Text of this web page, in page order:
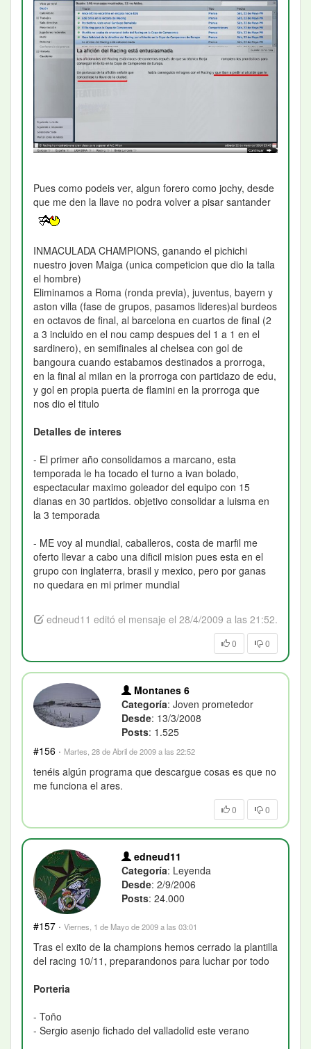
Pues como podeis ver, algun forero como jochy, desde
que me den la llave no podra volver a pisar santander
INMACULADA CHAMPIONS, ganando el pichichi
nuestro joven Maiga (unica competicion que dio la talla
el hombre)
Eliminamos a Roma (ronda previa), juventus, bayern y
aston villa (fase de grupos, pasamos lideres)al burdeos
en octavos de final, al barcelona en cuartos de final (2
a 3 incluido en el nou camp despues del 1 a 1 en el
sardinero), en semifinales al chelsea con gol de
bangoura cuando estabamos destinados a prorroga,
en la final al milan en la prorroga con partidazo de edu,
y gol en propia puerta de flamini en la prorroga que
nos dio el titulo
Detalles de interes
- El primer año consolidamos a marcano, esta
temporada le ha tocado el turno a ivan bolado,
espectacular maximo goleador del equipo con 15
dianas en 30 partidos. objetivo consolidar a luisma en
la 3 temporada
- ME voy al mundial, caballeros, costa de marfil me
oferto llevar a cabo una dificil mision pues esta en el
grupo con inglaterra, brasil y mexico, pero por ganas
no quedara en mi primer mundial
edneud11 editó el mensaje el 28/4/2009 a las 21:52.
0 0
Montanes 6
Categoría: Joven prometedor
Desde: 13/3/2008
Posts: 1.525
#156 · Martes, 28 de Abril de 2009 a las 22:52
tenéis algún programa que descargue cosas es que no
me funciona el ares.
0 0
edneud11
Categoría: Leyenda
Desde: 2/9/2006
Posts: 24.000
#157 · Viernes, 1 de Mayo de 2009 a las 03:01
Tras el exito de la champions hemos cerrado la plantilla
del racing 10/11, preparandonos para luchar por todo
Porteria
- Toño
- Sergio asenjo fichado del valladolid este verano